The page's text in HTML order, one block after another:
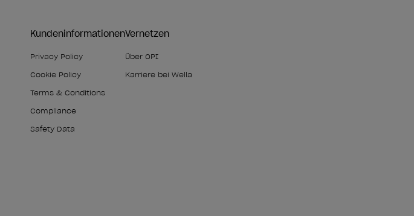
Kundeninformationen
Privacy Policy
Cookie Policy
Terms & Conditions
Compliance
Safety Data
Vernetzen
Über OPI
Karriere bei Wella